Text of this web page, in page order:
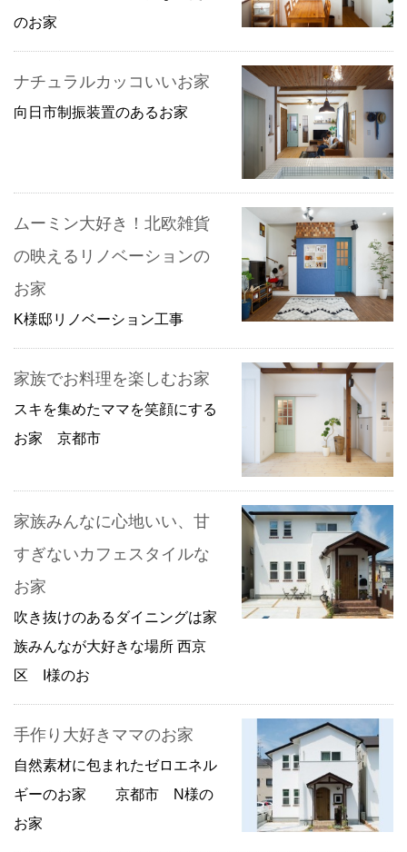
のお家
ナチュラルカッコいいお家
向日市制振装置のあるお家
ムーミン大好き！北欧雑貨
の映えるリノベーションの
お家
K様邸リノベーション工事
家族でお料理を楽しむお家
スキを集めたママを笑顔にする
お家 京都市
家族みんなに心地いい、甘
すぎないカフェスタイルな
お家
吹き抜けのあるダイニングは家
族みんなが大好きな場所 西京
区 I様のお
手作り大好きママのお家
自然素材に包まれたゼロエネル
ギーのお家 京都市 N様の
お家